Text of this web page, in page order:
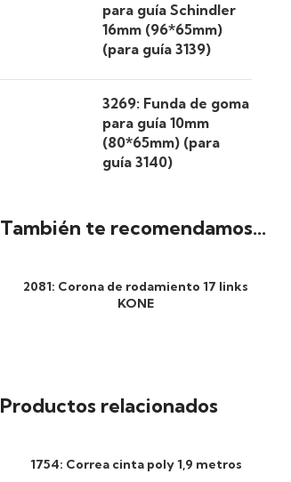
para guía Schindler
16mm (96*65mm)
(para guía 3139)
3269: Funda de goma
para guía 10mm
(80*65mm) (para
guía 3140)
También te recomendamos…
2081: Corona de rodamiento 17 links
KONE
Productos relacionados
1754: Correa cinta poly 1,9 metros